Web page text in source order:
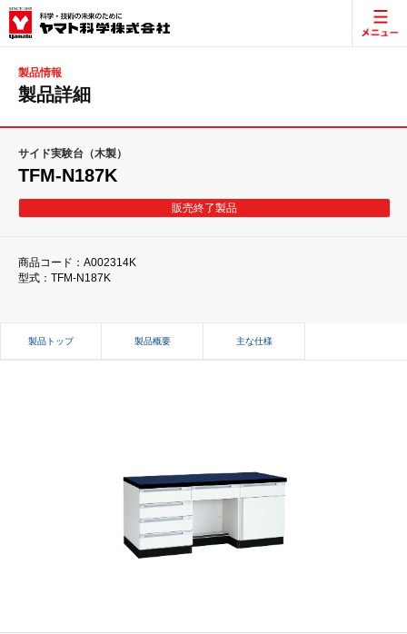
製品情報
製品詳細
サイド実験台（木製）
TFM-N187K
販売終了製品
商品コード：A002314K
型式：TFM-N187K
製品トップ 製品概要 主な仕様